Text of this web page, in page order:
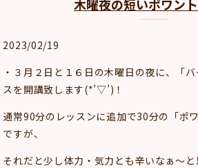
木曜夜の短いポワン
2023/02/19
・３月２日と１６日の木曜日の夜に、「
スを開講致します(*’▽’)！
通常90分のレッスンに追加で30分の「ポ
ですが、
それだと少し体力・気力とも辛いなぁ～と